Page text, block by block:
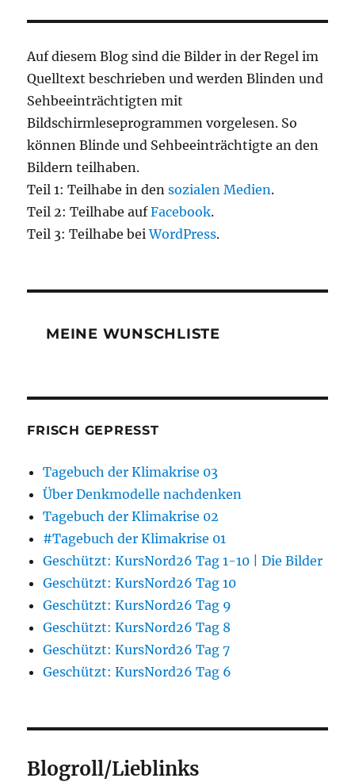
Auf diesem Blog sind die Bilder in der Regel im
Quelltext beschrieben und werden Blinden und
Sehbeeinträchtigten mit
Bildschirmleseprogrammen vorgelesen. So
können Blinde und Sehbeeinträchtigte an den
Bildern teilhaben.
Teil 1: Teilhabe in densozialen Medien.
Teil 2: Teilhabe aufFacebook.
Teil 3: Teilhabe beiWordPress.
MEINE WUNSCHLISTE
FRISCH GEPRESST
Tagebuch der Klimakrise 03
Über Denkmodelle nachdenken
Tagebuch der Klimakrise 02
#Tagebuch der Klimakrise 01
Geschützt: KursNord26 Tag 1-10 | Die Bilder
Geschützt: KursNord26 Tag 10
Geschützt: KursNord26 Tag 9
Geschützt: KursNord26 Tag 8
Geschützt: KursNord26 Tag 7
Geschützt: KursNord26 Tag 6
Blogroll/Lieblinks